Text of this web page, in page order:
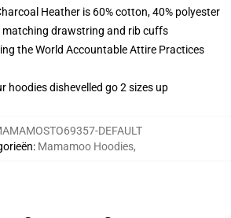
Heather is 60% cotton, 40% polyester
matching drawstring and rib cuffs
the World Accountable Attire Practices
hoodies dishevelled go 2 sizes up
DEFAULT
: Mamamoo Hoodies,